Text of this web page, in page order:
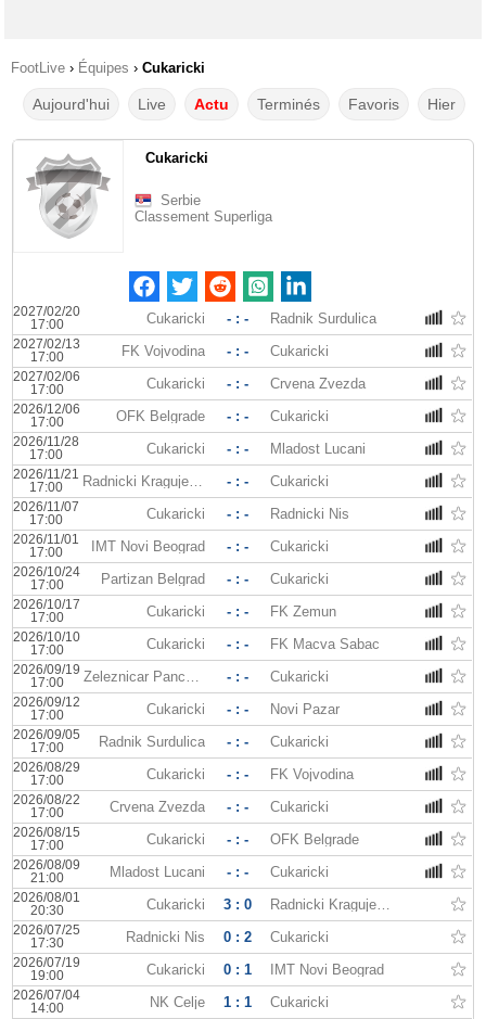
FootLive › Équipes › Cukaricki
Aujourd'hui Live Actu Terminés Favoris Hier
Cukaricki
Serbie
Classement Superliga
2027/02/20
17:00
Cukaricki - : - Radnik Surdulica
2027/02/13
17:00
FK Vojvodina - : - Cukaricki
2027/02/06
17:00
Cukaricki - : - Crvena Zvezda
2026/12/06
17:00
OFK Belgrade - : - Cukaricki
2026/11/28
17:00
Cukaricki - : - Mladost Lucani
2026/11/21
17:00
Radnicki Kragujevac - : - Cukaricki
2026/11/07
17:00
Cukaricki - : - Radnicki Nis
2026/11/01
17:00
IMT Novi Beograd - : - Cukaricki
2026/10/24
17:00
Partizan Belgrad - : - Cukaricki
2026/10/17
17:00
Cukaricki - : - FK Zemun
2026/10/10
17:00
Cukaricki - : - FK Macva Sabac
2026/09/19
17:00
Zeleznicar Pancevo - : - Cukaricki
2026/09/12
17:00
Cukaricki - : - Novi Pazar
2026/09/05
17:00
Radnik Surdulica - : - Cukaricki
2026/08/29
17:00
Cukaricki - : - FK Vojvodina
2026/08/22
17:00
Crvena Zvezda - : - Cukaricki
2026/08/15
17:00
Cukaricki - : - OFK Belgrade
2026/08/09
21:00
Mladost Lucani - : - Cukaricki
2026/08/01
20:30
Cukaricki 3 : 0 Radnicki Kragujevac
2026/07/25
17:30
Radnicki Nis 0 : 2 Cukaricki
2026/07/19
19:00
Cukaricki 0 : 1 IMT Novi Beograd
2026/07/04
14:00
NK Celje 1 : 1 Cukaricki